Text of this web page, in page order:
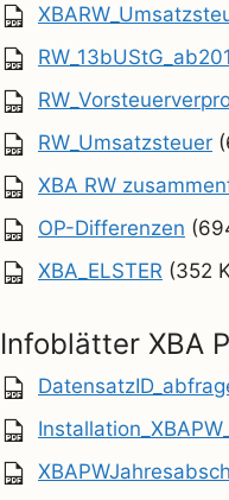
RW_Umsatzsteuer
XBA RW
OP-Differenzen
XBA_ELSTER (352
Infoblätter XBA